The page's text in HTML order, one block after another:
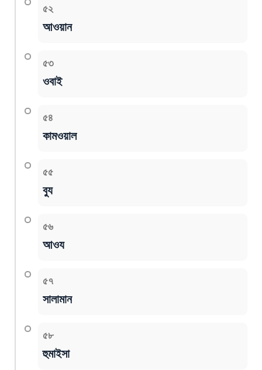
৫২
আওয়ান
৫৩
ওবাই
৫৪
কামওয়াল
৫৫
বুয
৫৬
আওয
৫৭
সালামান
৫৮
হুমাইসা